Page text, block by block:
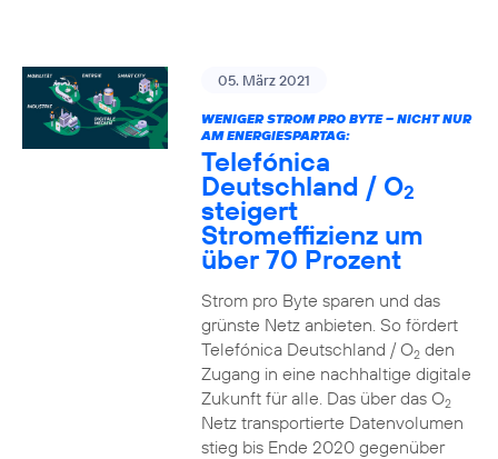
05. März 2021
WENIGER STROM PRO BYTE – NICHT NUR
AM ENERGIESPARTAG:
Telefónica
Deutschland / O2
steigert
Stromeffizienz um
über 70 Prozent
Strom pro Byte sparen und das
grünste Netz anbieten. So fördert
Telefónica Deutschland / O2den
Zugang in eine nachhaltige digitale
Zukunft für alle. Das über das O2
Netz transportierte Datenvolumen
stieg bis Ende 2020 gegenüber